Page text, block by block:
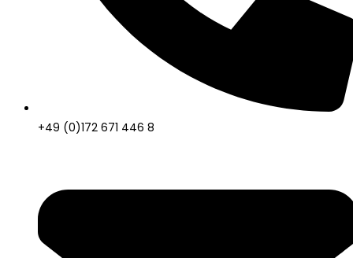
+49 (0)172 671 446 8